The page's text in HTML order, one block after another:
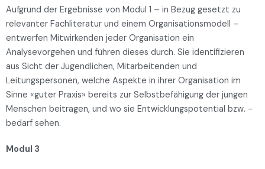
Aufgrund der Ergebnisse von Modul 1 – in Bezug gesetzt zu
relevanter Fachliteratur und einem Organisationsmodell –
entwerfen Mitwirkenden jeder Organisation ein
Analysevorgehen und führen dieses durch. Sie identifizieren
aus Sicht der Jugendlichen, Mitarbeitenden und
Leitungspersonen, welche Aspekte in ihrer Organisation im
Sinne «guter Praxis» bereits zur Selbstbefähigung der jungen
Menschen beitragen, und wo sie Entwicklungspotential bzw. -
bedarf sehen.
Modul 3